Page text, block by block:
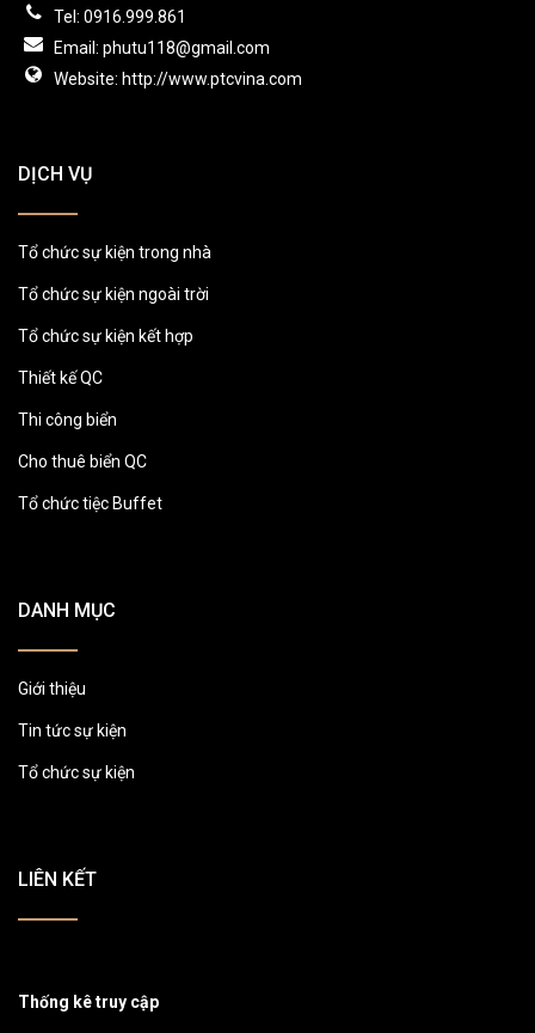
Tel: 0916.999.861
Email: phutu118@gmail.com
Website: http://www.ptcvina.com
DỊCH VỤ
Tổ chức sự kiện trong nhà
Tổ chức sự kiện ngoài trời
Tổ chức sự kiện kết hợp
Thiết kế QC
Thi công biển
Cho thuê biển QC
Tổ chức tiệc Buffet
DANH MỤC
Giới thiệu
Tin tức sự kiện
Tổ chức sự kiện
LIÊN KẾT
Thống kê truy cập